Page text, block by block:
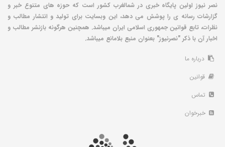
نصر نیوز اولین پایگاه خبری در شمالغرب کشور است که حوزه های متنوع خبر و
گزارشات رسانه ی را پوشش می دهد، این وبسایت برای تولید و انتشار مطالب و
نظرات، تابع قوانین جمهوری اسلامی ایران میباشد. همچنین هرگونه بازنشر مطالب و
اخبار آن با ذکر "نصرنیوز" بعنوان منبع بلامانع میباشد.
درباره ما
قوانین
تماس
خبرخوان